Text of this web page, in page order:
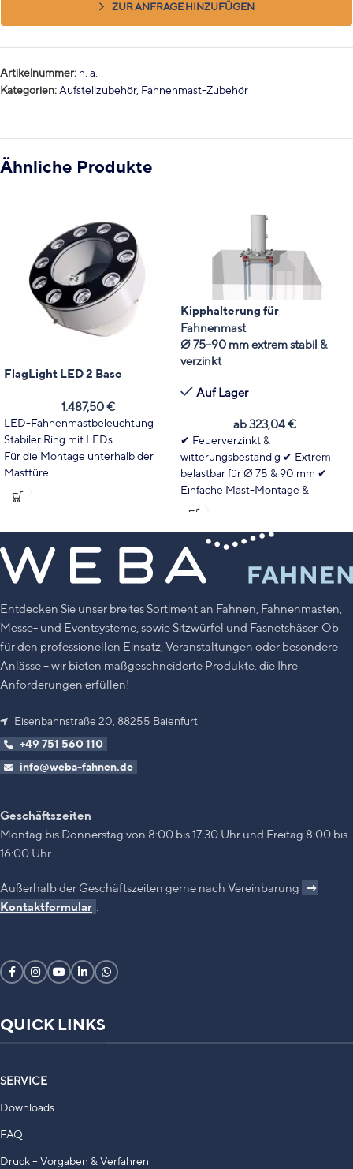
ZUR ANFRAGE HINZUFÜGEN
Artikelnummer: n. a.
Kategorien: Aufstellzubehör, Fahnenmast-Zubehör
Ähnliche Produkte
FlagLight LED 2 Base
1.487,50€
LED-Fahnenmastbeleuchtung
Stabiler Ring mit LEDs
Für die Montage unterhalb der
Masttüre
Starke Leuchtkraf
Kipphalterung für
Fahnenmast
Ø 75–90 mm extrem stabil &
verzinkt
Auf Lager
ab323,04€
✔ Feuerverzinkt &
witterungsbeständig ✔ Extrem
belastbar für Ø 75 & 90 mm ✔
Einfache Mast-Montage &
Wartung ✔ Zum Einbetonieren
Modell-Hinweise .
Entdecken Sie unser breites Sortiment an Fahnen, Fahnenmasten,
Messe- und Eventsysteme, sowie Sitzwürfel und Fasnetshäser. Ob
für den professionellen Einsatz, Veranstaltungen oder besondere
Anlässe – wir bieten maßgeschneiderte Produkte, die Ihre
Anforderungen erfüllen!
Eisenbahnstraße 20, 88255 Baienfurt
+49 751 560 110
info@weba-fahnen.de
Geschäftszeiten
Montag bis Donnerstag von 8:00 bis 17:30 Uhr und Freitag 8:00 bis
16:00 Uhr
Außerhalb der Geschäftszeiten gerne nach Vereinbarung →
Kontaktformular
QUICK LINKS
SERVICE
Downloads
FAQ
Druck – Vorgaben & Verfahren